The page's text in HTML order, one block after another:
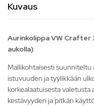
Kuvaus
Aurinkolippa VW
aukolla)
Mallikohtaisesti suunniteltu
istuvuuden ja tyylikkään
korkealaatuisesta valetusta
kestävyyden ja pitkän